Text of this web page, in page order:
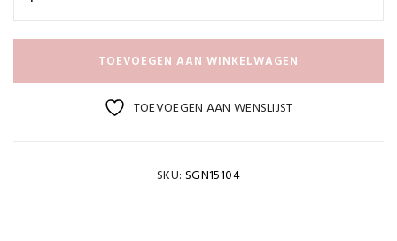
TOEVOEGEN AAN WINKELWAGEN
TOEVOEGEN AAN WENSLIJST
SKU: SGN15104